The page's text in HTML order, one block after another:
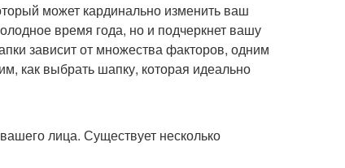
может кардинально изменить ваш
время года, но и подчеркнет вашу
зависит от множества факторов, одним
как выбрать шапку, которая идеально
лица. Существует несколько